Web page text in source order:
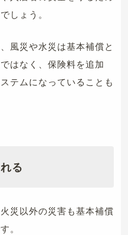
しょう。
風災や水災は基本補償と
はなく、保険料を追加
テムになっていることも
る
災以外の災害も基本補償
。